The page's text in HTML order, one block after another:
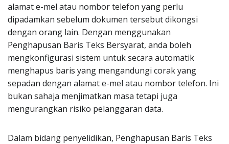
alamat e-mel atau nombor telefon yang perlu
dipadamkan sebelum dokumen tersebut dikongsi
dengan orang lain. Dengan menggunakan
Penghapusan Baris Teks Bersyarat, anda boleh
mengkonfigurasi sistem untuk secara automatik
menghapus baris yang mengandungi corak yang
sepadan dengan alamat e-mel atau nombor telefon. Ini
bukan sahaja menjimatkan masa tetapi juga
mengurangkan risiko pelanggaran data.
Dalam bidang penyelidikan, Penghapusan Baris Teks